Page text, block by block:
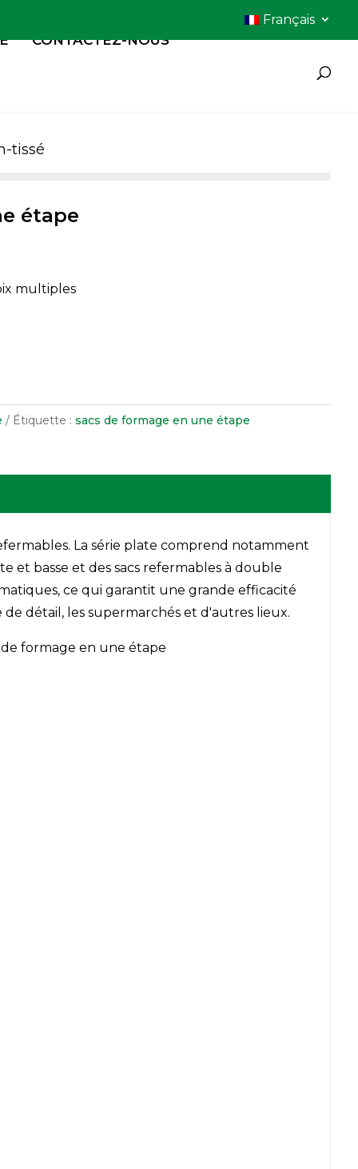
Français
CONTACTEZ-NOUS
tissé
étape
multiples
Étiquette : sacs de formage en une étape
La série plate comprend notamment
et basse et des sacs refermables à double
ce qui garantit une grande efficacité
détail, les supermarchés et d'autres lieux.